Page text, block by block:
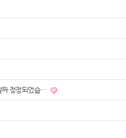
짜 정정되었습…